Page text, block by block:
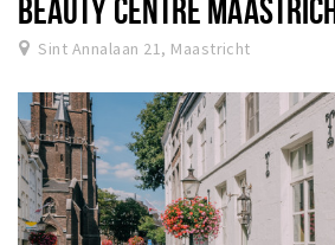
BEAUTY CENTRE MAASTRICHT
Sint Annalaan 21, Maastricht